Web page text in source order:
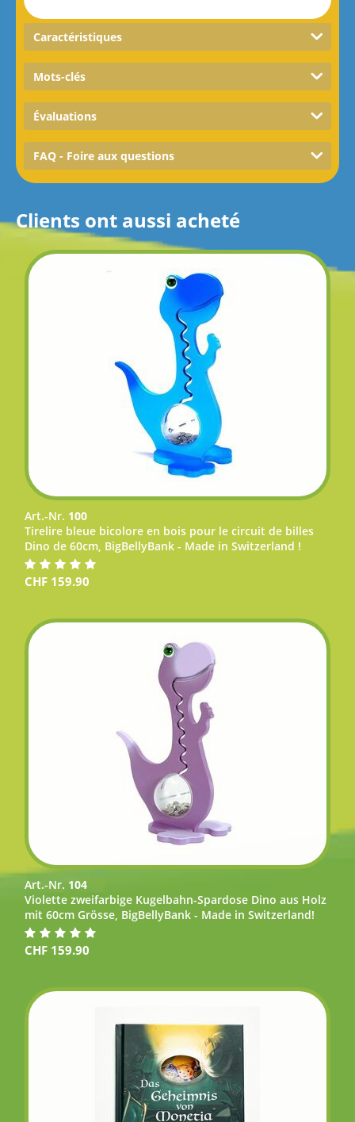
Caractéristiques
Mots-clés
Évaluations
FAQ - Foire aux questions
Clients ont aussi acheté
Art.-Nr. 100
Tirelire bleue bicolore en bois pour le circuit de billes
Dino de 60cm, BigBellyBank - Made in Switzerland !
CHF 159.90
Art.-Nr. 104
Violette zweifarbige Kugelbahn-Spardose Dino aus Holz
mit 60cm Grösse, BigBellyBank - Made in Switzerland!
CHF 159.90